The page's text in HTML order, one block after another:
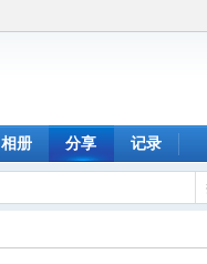
相册 分享 记录